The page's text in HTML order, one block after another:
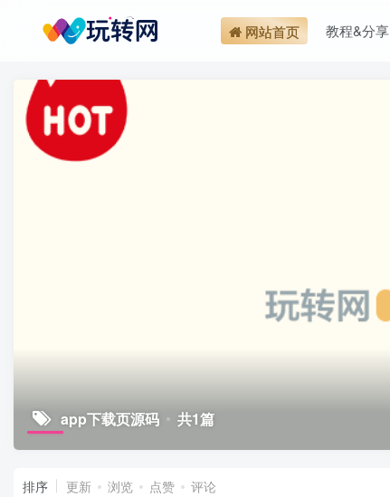
网站首页 教程&分享
app下载页源码 共1篇
排序 更新 浏览 点赞 评论